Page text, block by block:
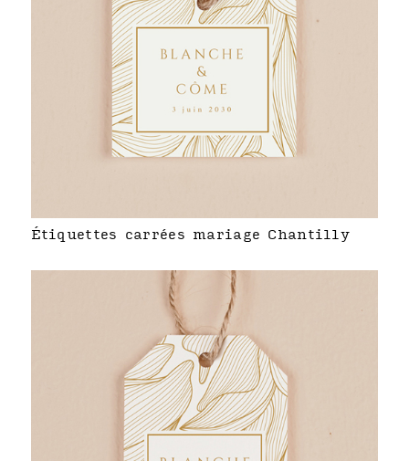
Étiquettes carrées mariage Chantilly